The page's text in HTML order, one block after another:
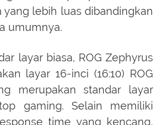
yang lebih luas dibandingkan
umumnya.
layar biasa, ROG Zephyrus
layar 16-inci (16:10) ROG
merupakan standar layar
gaming. Selain memiliki
time yang kencang,